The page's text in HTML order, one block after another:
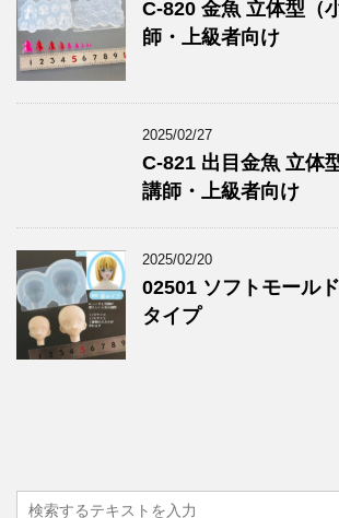
C-820 金魚 立体型（
師・上級者向け
2025/02/27
C-821 出目金魚 立体
講師・上級者向け
2025/02/20
02501 ソフトモール
タイプ